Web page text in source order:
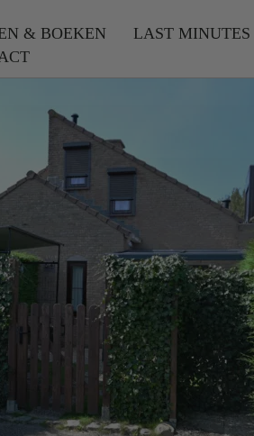
& BOEKEN LAST MINUTES